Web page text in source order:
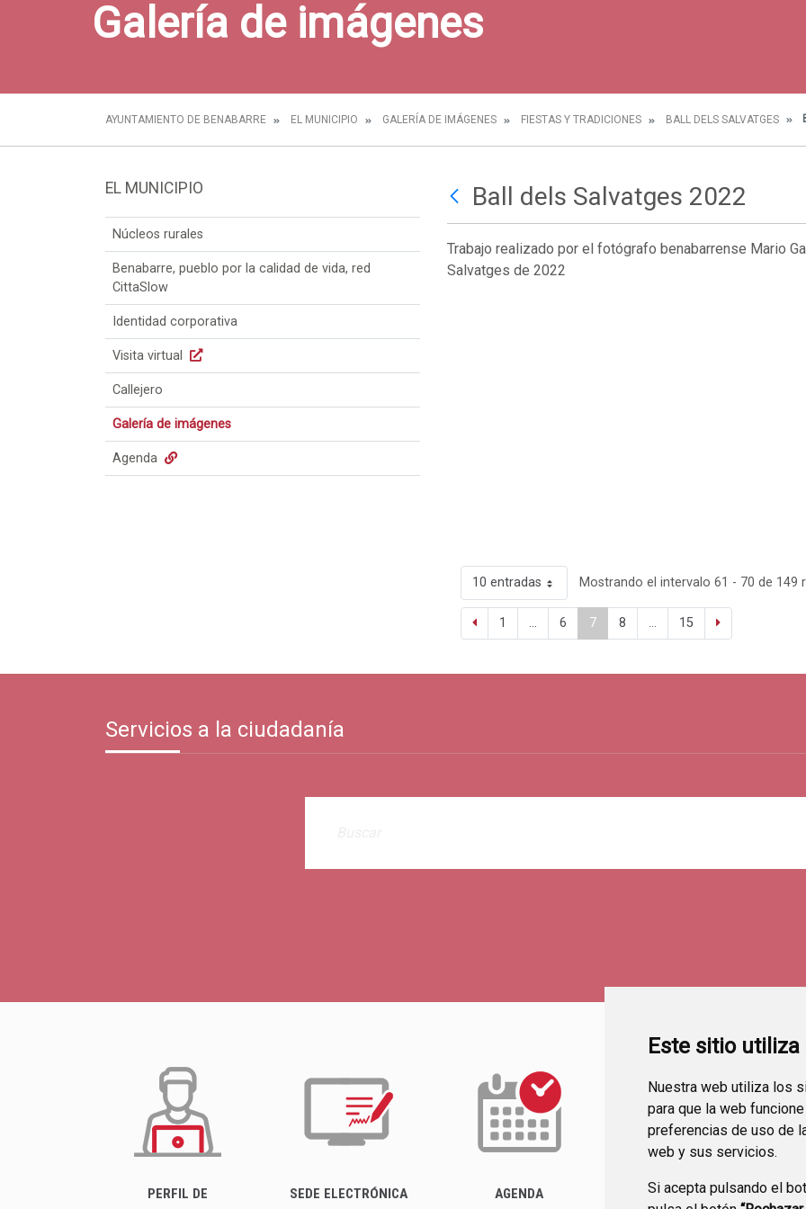
Este sitio
Nuestra web utiliza los
para que la web
preferencias de uso de
web y sus servicios.
Si acepta pulsando el
Galería de imágenes
AYUNTAMIENTO DE BENABARRE EL MUNICIPIO GALERÍA DE IMÁGENES FIESTAS Y TRADICIONES BALL DELS SALVATGES
EL MUNICIPIO
Núcleos rurales
Benabarre, pueblo por la calidad de vida, red
CittaSlow
Identidad corporativa
Visita virtual
Callejero
Galería de imágenes
Agenda
Ball dels Salvatges 2022
Trabajo realizado por el fotógrafo benabarrense Mario
Salvatges de 2022
10 entradas Mostrando el intervalo 61 - 70 de 149
1 ... 6 7 8 ... 15
Servicios a la ciudadanía
PERFIL DE
SEDE ELECTRÓNICA AGENDA ACTUALIDAD